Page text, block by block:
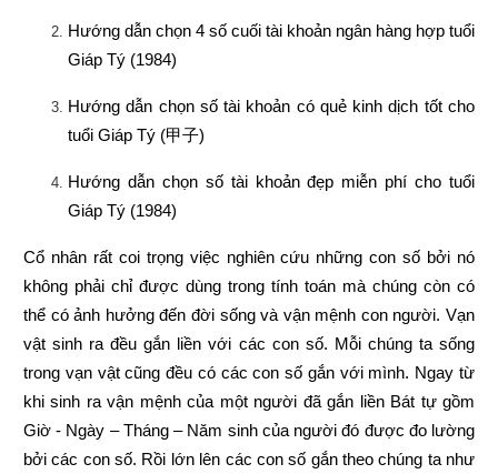
Hướng dẫn chọn 4 số cuối tài khoản ngân hàng hợp tuổi
Giáp Tý (1984)
Hướng dẫn chọn số tài khoản có quẻ kinh dịch tốt cho
tuổi Giáp Tý (甲子)
Hướng dẫn chọn số tài khoản đẹp miễn phí cho tuổi
Giáp Tý (1984)
Cổ nhân rất coi trọng việc nghiên cứu những con số bởi nó
không phải chỉ được dùng trong tính toán mà chúng còn có
thể có ảnh hưởng đến đời sống và vận mệnh con người. Vạn
vật sinh ra đều gắn liền với các con số. Mỗi chúng ta sống
trong vạn vật cũng đều có các con số gắn với mình. Ngay từ
khi sinh ra vận mệnh của một người đã gắn liền Bát tự gồm
Giờ - Ngày – Tháng – Năm sinh của người đó được đo lường
bởi các con số. Rồi lớn lên các con số gắn theo chúng ta như